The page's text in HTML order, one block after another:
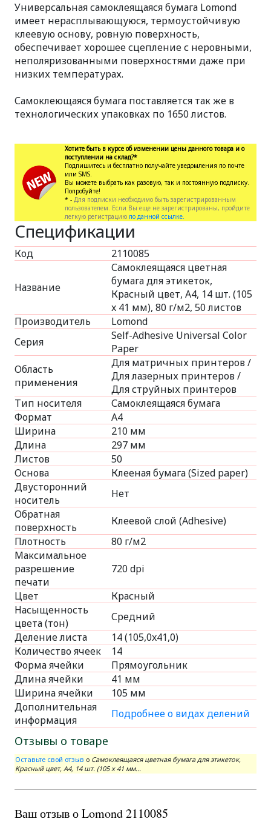
Универсальная самоклеящаяся бумага Lomond
имеет нерасплывающуюся, термоустойчивую
клеевую основу, ровную поверхность,
обеспечивает хорошее сцепление с неровными,
неполяризованными поверхностями даже при
низких температурах.
Самоклеющаяся бумага поставляется так же в
технологических упаковках по 1650 листов.
Хотите быть в курсе об изменении цены данного товара и о
поступлении на склад?*
Подпишитесь и бесплатно получайте уведомления по почте
или SMS.
Вы можете выбрать как разовую, так и постоянную подписку.
Попробуйте!
* - Для подписки необходимо быть зарегистрированным
пользователем. Если Вы еще не зарегистрированы, пройдите
легкую регистрацию по данной ссылке.
Спецификации
Код 2110085
Название
Самоклеящаяся цветная
бумага для этикеток,
Красный цвет, A4, 14 шт. (105
x 41 мм), 80 г/м2, 50 листов
Производитель
Lomond
Серия
Self-Adhesive Universal Color
Paper
Область
применения
Для матричных принтеров /
Для лазерных принтеров /
Для струйных принтеров
Тип носителя
Самоклеящаяся бумага
Формат
A4
Ширина
210 мм
Длина
297 мм
Листов
50
Основа
Клееная бумага (Sized paper)
Двусторонний
носитель
Нет
Обратная
поверхность
Клеевой слой (Adhesive)
Плотность
80 г/м2
Максимальное
разрешение
печати
720 dpi
Цвет
Красный
Насыщенность
цвета (тон)
Средний
Деление листа
14 (105,0x41,0)
Количество ячеек
14
Форма ячейки
Прямоугольник
Длина ячейки
41 мм
Ширина ячейки
105 мм
Дополнительная
информация
Подробнее о видах делений
Отзывы о товаре
Оставьте свой отзыв о Самоклеящаяся цветная бумага для этикеток,
Красный цвет, A4, 14 шт. (105 x 41 мм...
Ваш отзыв о Lomond 2110085